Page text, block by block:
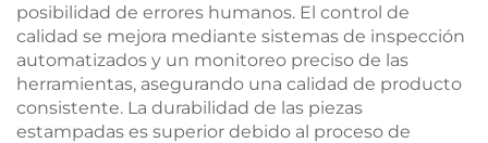
posibilidad de errores humanos. El control de
calidad se mejora mediante sistemas de inspección
automatizados y un monitoreo preciso de las
herramientas, asegurando una calidad de producto
consistente. La durabilidad de las piezas
estampadas es superior debido al proceso de